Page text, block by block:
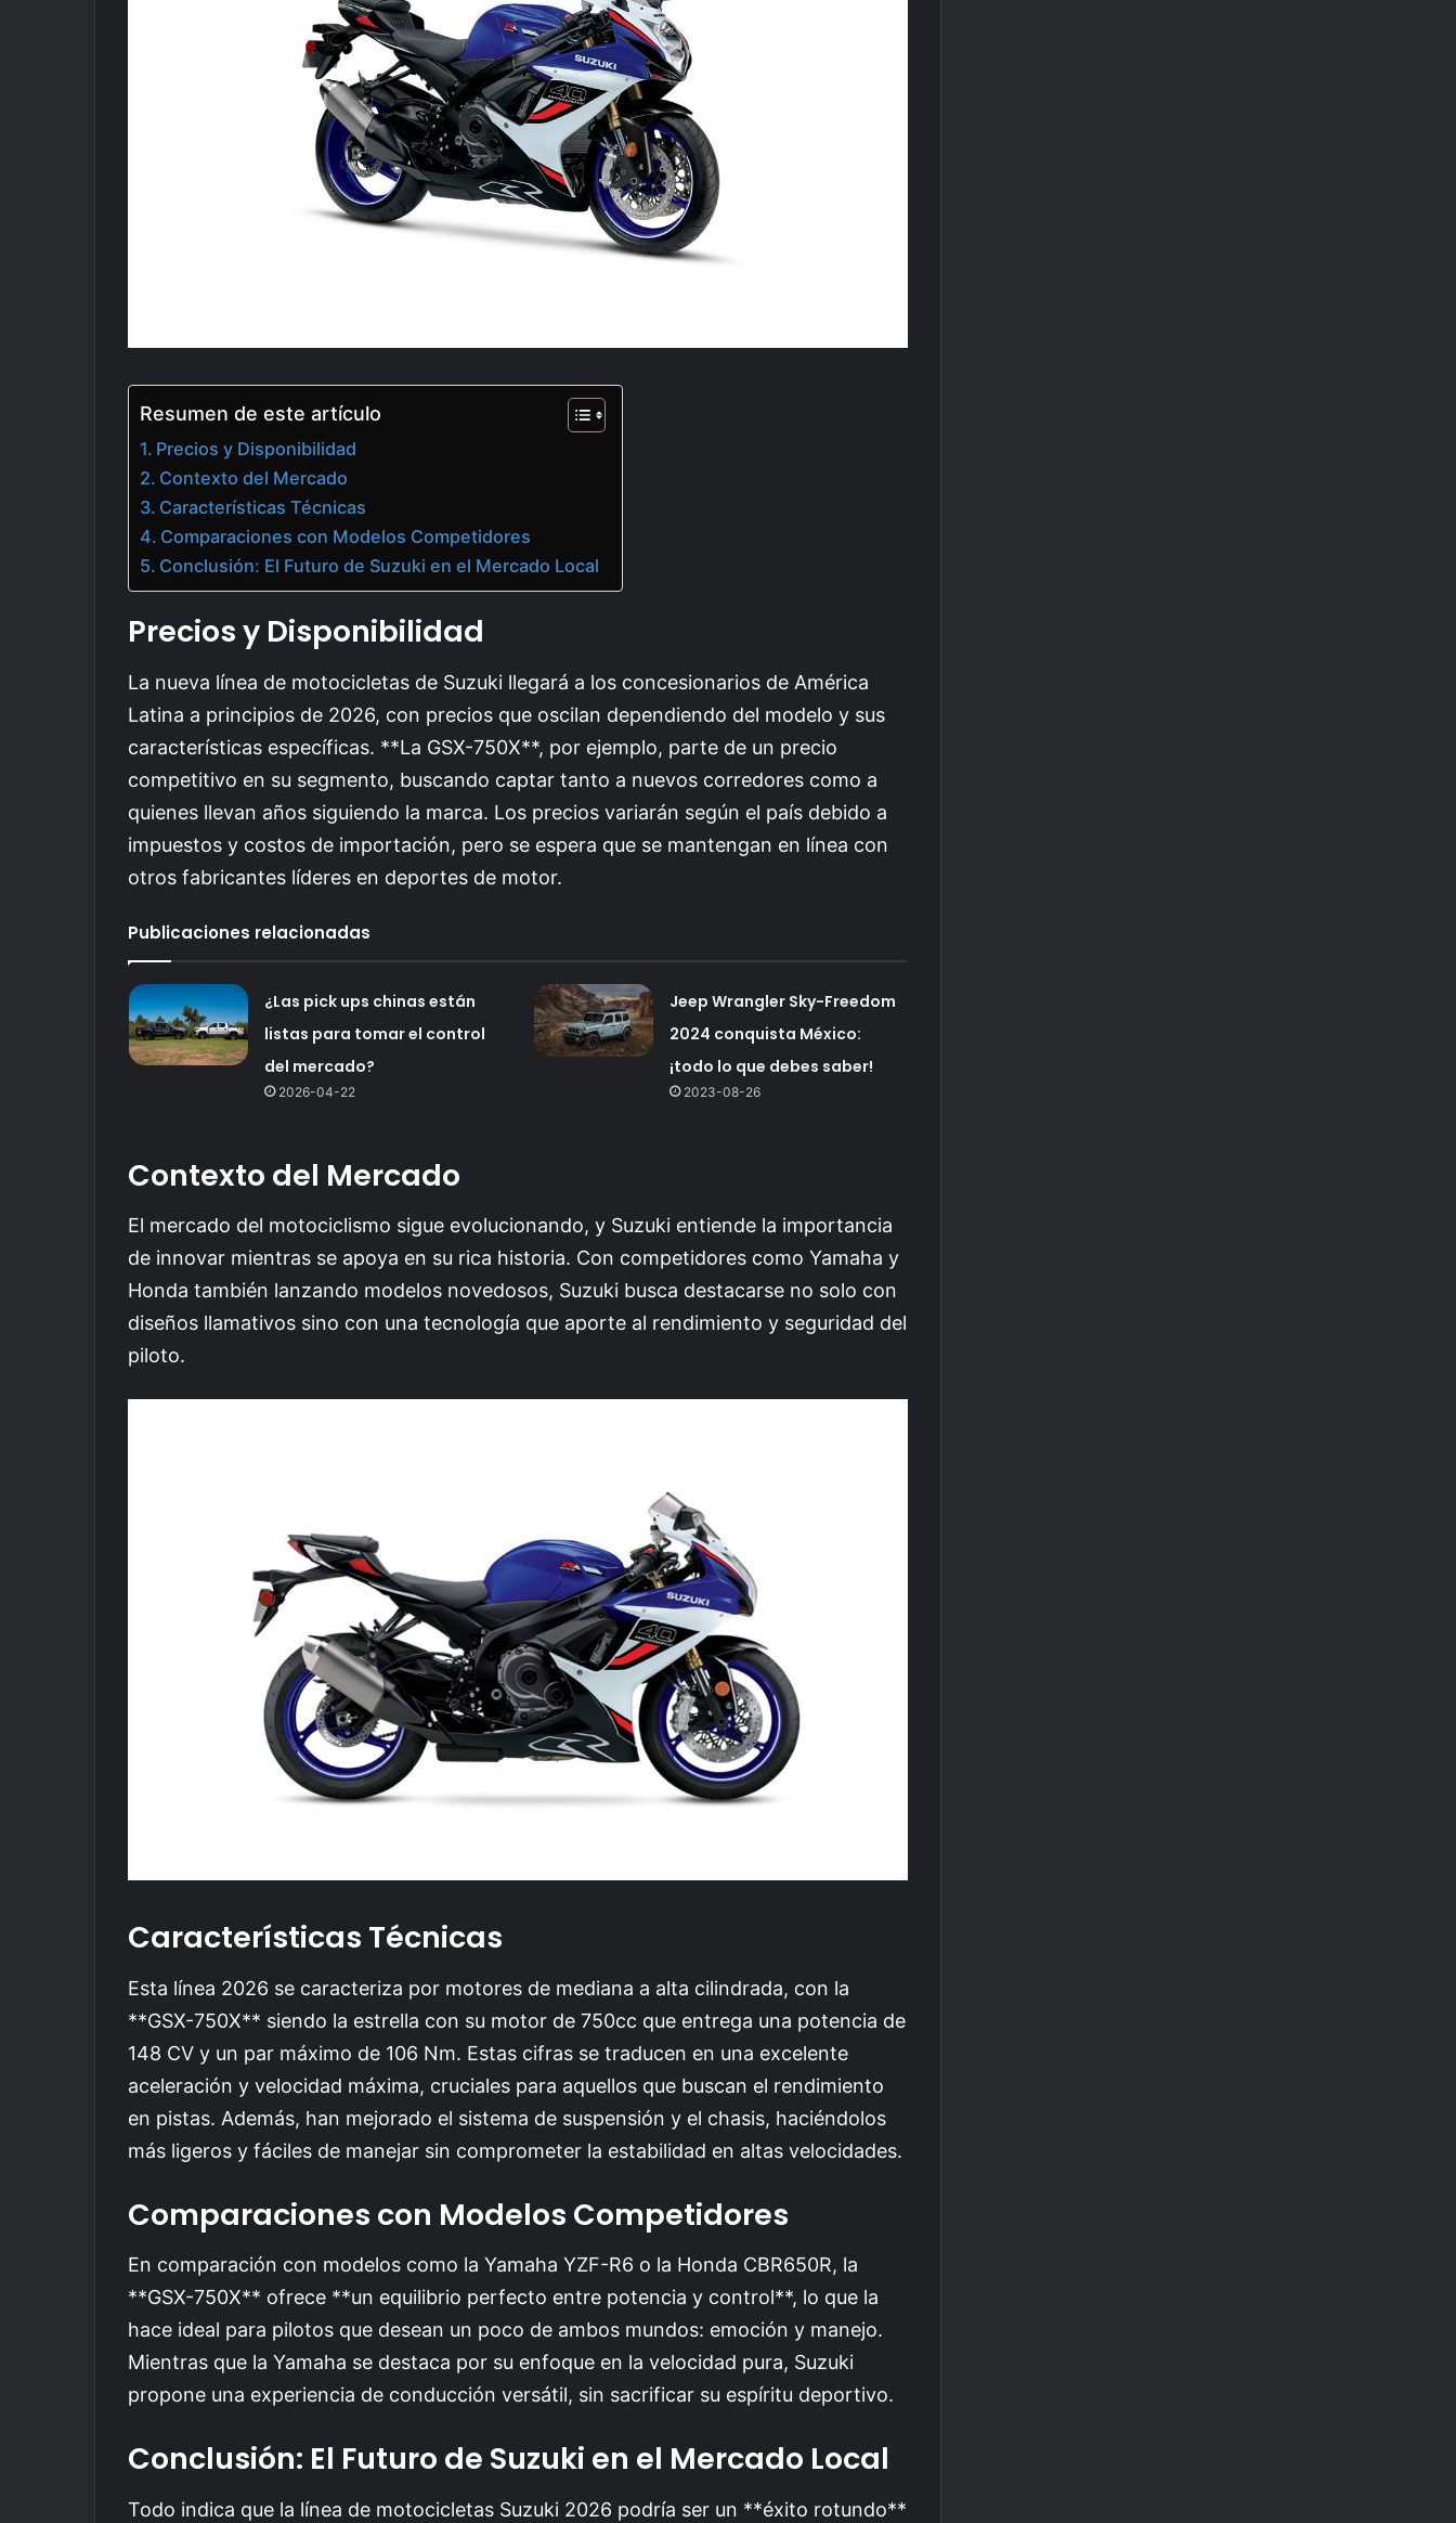
Resumen de este artículo
Precios y Disponibilidad
Contexto del Mercado
Características Técnicas
Comparaciones con Modelos Competidores
Conclusión: El Futuro de Suzuki en el Mercado Local
Precios y Disponibilidad
La nueva línea de motocicletas de Suzuki llegará a los concesionarios de América
Latina a principios de 2026, con precios que oscilan dependiendo del modelo y sus
características específicas. **La GSX-750X**, por ejemplo, parte de un precio
competitivo en su segmento, buscando captar tanto a nuevos corredores como a
quienes llevan años siguiendo la marca. Los precios variarán según el país debido a
impuestos y costos de importación, pero se espera que se mantengan en línea con
otros fabricantes líderes en deportes de motor.
Publicaciones relacionadas
¿Las pick ups chinas están
listas para tomar el control
del mercado?
2026-04-22
Jeep Wrangler Sky-Freedom
2024 conquista México:
¡todo lo que debes saber!
2023-08-26
Contexto del Mercado
El mercado del motociclismo sigue evolucionando, y Suzuki entiende la importancia
de innovar mientras se apoya en su rica historia. Con competidores como Yamaha y
Honda también lanzando modelos novedosos, Suzuki busca destacarse no solo con
diseños llamativos sino con una tecnología que aporte al rendimiento y seguridad del
piloto.
Características Técnicas
Esta línea 2026 se caracteriza por motores de mediana a alta cilindrada, con la
**GSX-750X** siendo la estrella con su motor de 750cc que entrega una potencia de
148 CV y un par máximo de 106 Nm. Estas cifras se traducen en una excelente
aceleración y velocidad máxima, cruciales para aquellos que buscan el rendimiento
en pistas. Además, han mejorado el sistema de suspensión y el chasis, haciéndolos
más ligeros y fáciles de manejar sin comprometer la estabilidad en altas velocidades.
Comparaciones con Modelos Competidores
En comparación con modelos como la Yamaha YZF-R6 o la Honda CBR650R, la
**GSX-750X** ofrece **un equilibrio perfecto entre potencia y control**, lo que la
hace ideal para pilotos que desean un poco de ambos mundos: emoción y manejo.
Mientras que la Yamaha se destaca por su enfoque en la velocidad pura, Suzuki
propone una experiencia de conducción versátil, sin sacrificar su espíritu deportivo.
Conclusión: El Futuro de Suzuki en el Mercado Local
Todo indica que la línea de motocicletas Suzuki 2026 podría ser un **éxito rotundo**